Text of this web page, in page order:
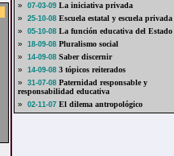
»
07-03-09La iniciativa privada
»
25-10-08Escuela estatal y escuela privada
»
05-10-08La función educativa del Estado
»
18-09-08Pluralismo social
»
14-09-08Saber discernir
»
14-09-083 tópicos reiterados
»
31-07-08Paternidad responsable y
responsabilidad educativa
»
02-11-07El dilema antropológico